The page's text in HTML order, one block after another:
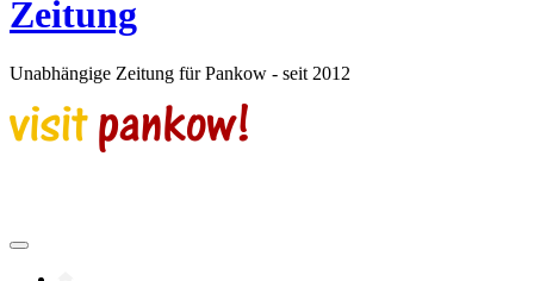
Zeitung
Unabhängige Zeitung für Pankow - seit 2012